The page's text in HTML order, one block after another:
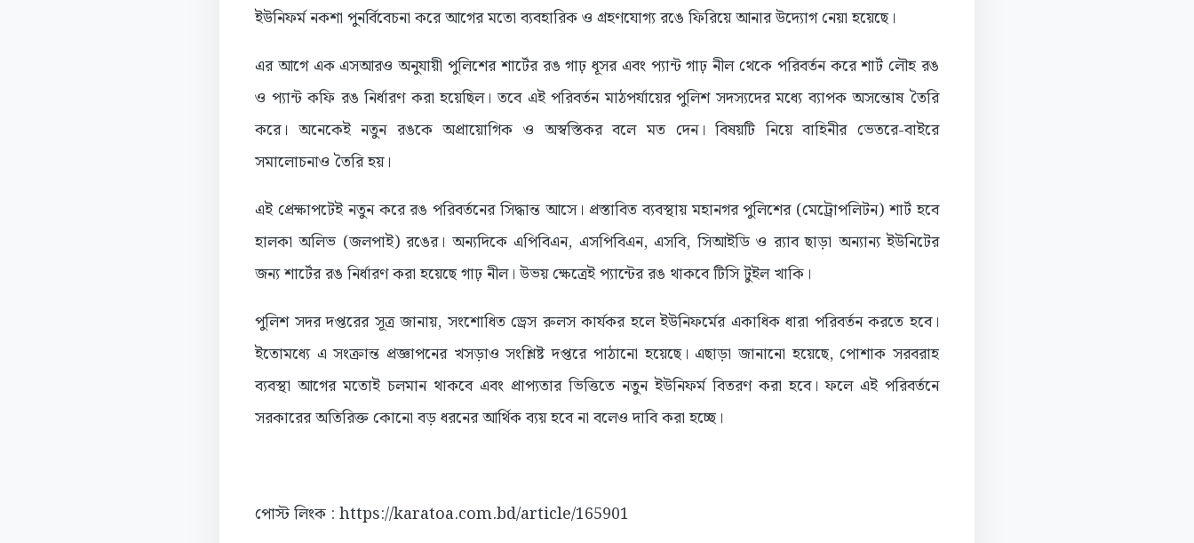
ইউনিফর্ম নকশা পুনর্বিবেচনা করে আগের মতো ব্যবহারিক ও গ্রহণযোগ্য রঙে ফিরিয়ে আনার উদ্যোগ নেয়া হয়েছে।
এর আগে এক এসআরও অনুযায়ী পুলিশের শার্টের রঙ গাঢ় ধূসর এবং প্যান্ট গাঢ় নীল থেকে পরিবর্তন করে শার্ট লৌহ রঙ
ও প্যান্ট কফি রঙ নির্ধারণ করা হয়েছিল। তবে এই পরিবর্তন মাঠপর্যায়ের পুলিশ সদস্যদের মধ্যে ব্যাপক অসন্তোষ তৈরি
করে। অনেকেই নতুন রঙকে অপ্রায়োগিক ও অস্বস্তিকর বলে মত দেন। বিষয়টি নিয়ে বাহিনীর ভেতরে-বাইরে
সমালোচনাও তৈরি হয়।
এই প্রেক্ষাপটেই নতুন করে রঙ পরিবর্তনের সিদ্ধান্ত আসে। প্রস্তাবিত ব্যবস্থায় মহানগর পুলিশের (মেট্রোপলিটন) শার্ট হবে
হালকা অলিভ (জলপাই) রঙের। অন্যদিকে এপিবিএন, এসপিবিএন, এসবি, সিআইডি ও র‌্যাব ছাড়া অন্যান্য ইউনিটের
জন্য শার্টের রঙ নির্ধারণ করা হয়েছে গাঢ় নীল। উভয় ক্ষেত্রেই প্যান্টের রঙ থাকবে টিসি টুইল খাকি।
পুলিশ সদর দপ্তরের সূত্র জানায়, সংশোধিত ড্রেস রুলস কার্যকর হলে ইউনিফর্মের একাধিক ধারা পরিবর্তন করতে হবে।
ইতোমধ্যে এ সংক্রান্ত প্রজ্ঞাপনের খসড়াও সংশ্লিষ্ট দপ্তরে পাঠানো হয়েছে। এছাড়া জানানো হয়েছে, পোশাক সরবরাহ
ব্যবস্থা আগের মতোই চলমান থাকবে এবং প্রাপ্যতার ভিত্তিতে নতুন ইউনিফর্ম বিতরণ করা হবে। ফলে এই পরিবর্তনে
সরকারের অতিরিক্ত কোনো বড় ধরনের আর্থিক ব্যয় হবে না বলেও দাবি করা হচ্ছে।
পোস্ট লিংক : https://karatoa.com.bd/article/165901